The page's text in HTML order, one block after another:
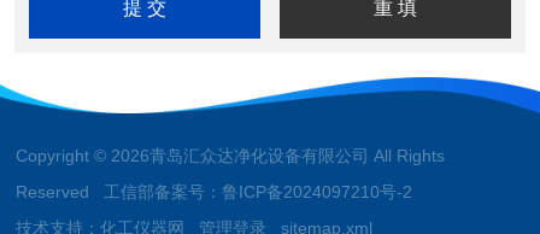
Copyright © 2026青岛汇众达净化设备有限公司 All Rights
Reserved 工信部备案号：鲁ICP备2024097210号-2
技术支持：化工仪器网 管理登录 sitemap.xml